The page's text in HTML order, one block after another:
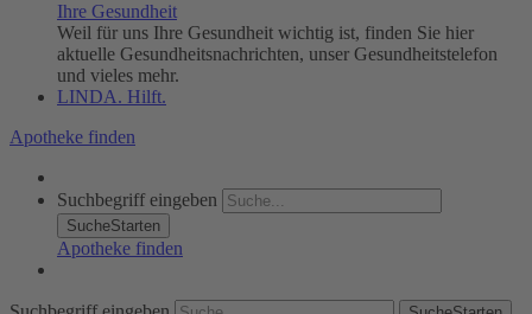
Ihre Gesundheit
Weil für uns Ihre Gesundheit wichtig ist, finden Sie hier
aktuelle Gesundheitsnachrichten, unser Gesundheitstelefon
und vieles mehr.
LINDA. Hilft.
Apotheke finden
Suchbegriff eingeben
SucheStarten
Apotheke finden